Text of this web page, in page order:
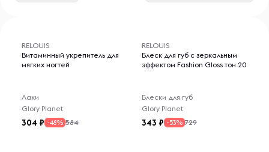
RELOUIS
Витаминный укрепитель для
мягких ногтей
Лаки
Glory Planet
304 -48% 584
RELOUIS
Блеск для губ с зеркальным
эффектом Fashion Gloss тон 20
Блески для губ
Glory Planet
343 -53% 729